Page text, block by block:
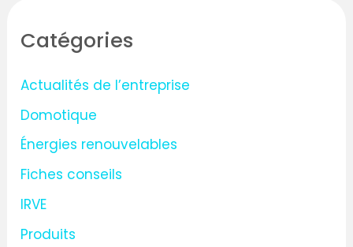
e
c
h
e
r
:
Catégories
Actualités de l’entreprise
Domotique
Énergies renouvelables
Fiches conseils
IRVE
Produits